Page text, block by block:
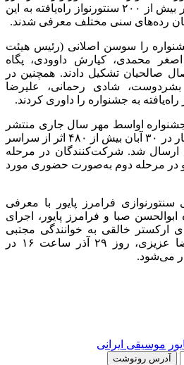
پایور از ۲۱ تا ۲۳ آذر با حضور بیش از ۲۰۰ سنتورنواز راه‌یافته به این
رده‌های سنی مختلف معرفی شدند.
را سوسن اصلانی (رئیس هیئت
اصغر محمدی، کیارش داوودی، پگاه
صالحیان تشکیل دادند. همچنین در
بشردوست، شادی رحمانی، علیرضا
به جشنواره را داوری کردند.
اواسط مهر سال جاری منتشر
شد و با پایان مهلت ارسال آثار در ۳۰ آبان‌ بیش از ۴۸۰ اثر از سراسر
ارسال شد. شرکت‌کنندگان در مرحله‌
در مرحله‌ دوم به‌صورت حضوری مورد
سنتورنوازی فرامرز پایور با معرفی
ابوالحسن صبا و فرامرز پایور، اجرای
ارکستر خالقی به خوانندگی مجتبی
عسگری و رهبری محمدرضا عزیزی، روز ۲۹ آذر ساعت ۱۶ در
می‌شود.
موسیقی ایرانی
آدرس رونوشت